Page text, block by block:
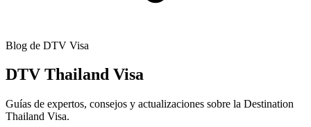
Blog de DTV Visa
DTV Thailand Visa
Guías de expertos, consejos y actualizaciones sobre la Destination
Thailand Visa.